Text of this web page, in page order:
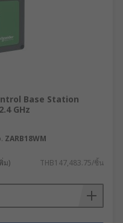
Base Station
GHz
ZARB18WM
ม) THB147,483.75/ชิ้น